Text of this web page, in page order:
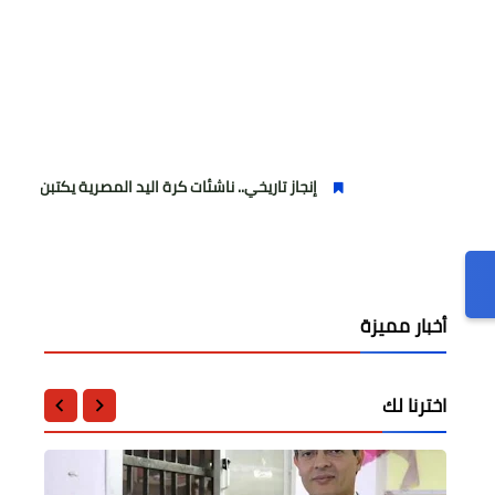
إنجاز تاريخي.. ناشئات كرة اليد المصرية يكتبن التاريخ ويرتقين
أخبار مميزة
اخترنا لك